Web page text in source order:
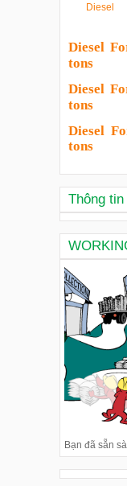
Diesel
Diesel
tons
Diesel
tons
Diesel
tons
Thông
Bạn đã sẵn